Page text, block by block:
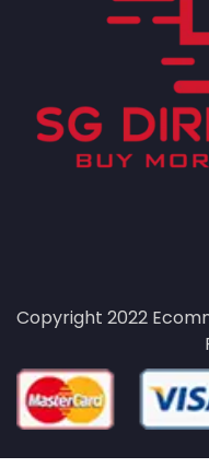
Copyright 2022